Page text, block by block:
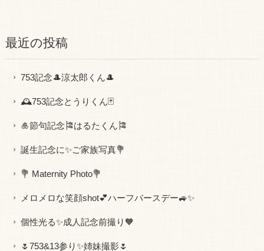
最近の投稿
753記念🎩涼太郎くん🎩
🕰753記念とうりくん🃏
🎍節句記念🎏はるたくん🎏
誕生記念に✨ご家族写真💐
💐 Maternity Photo💐
メロメロな笑顔shot💕ハーフバースデー🚙✨
個性光る✨成人記念前撮り🧡
🌷753&13参り✨姉妹撮影🌷